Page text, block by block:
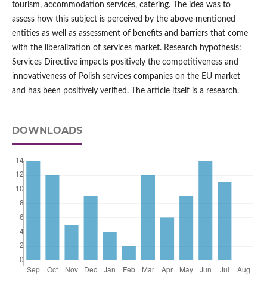
tourism, accommodation services, catering. The idea was to
assess how this subject is perceived by the above‑mentioned
entities as well as assessment of benefits and barriers that come
with the liberalization of services market. Research hypothesis:
Services Directive impacts positively the competitiveness and
innovativeness of Polish services companies on the EU market
and has been positively verified. The article itself is a research.
DOWNLOADS